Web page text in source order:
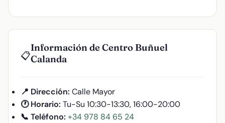
📋
Información de Centro Buñuel
Calanda
📍 Dirección: Calle Mayor
🕐 Horario: Tu-Su 10:30-13:30, 16:00-20:00
📞 Teléfono: +34 978 84 65 24